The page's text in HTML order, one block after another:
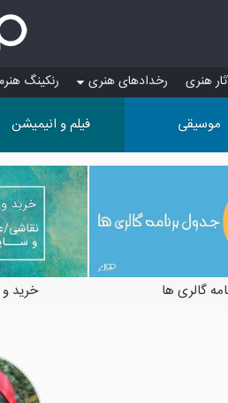
هنری رخدادهای هنری رنکینگ
موسیقی فیلم و انیمیشن
خرید گالری ها